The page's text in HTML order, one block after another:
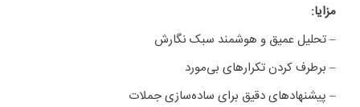
مزایا:
– تحلیل عمیق و هوشمند سبک نگارش
– برطرف کردن تکرارهای بی‌مورد
– پیشنهادهای دقیق برای ساده‌سازی جملات